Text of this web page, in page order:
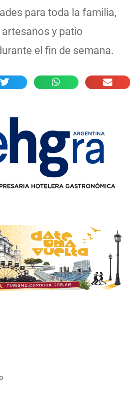
para toda la familia,
y patio
el fin de semana.